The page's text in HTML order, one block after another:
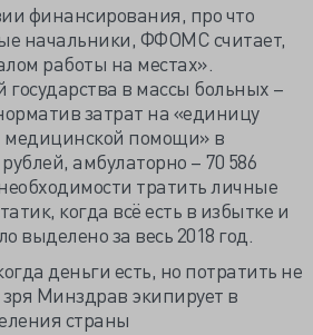
финансирования, про что
начальники, ФФОМС считает,
работы на местах».
в массы больных –
затрат на «единицу
помощи» в
амбулаторно – 70 586
тратить личные
когда всё есть в избытке и
выделено за весь 2018 год.
деньги есть, но потратить не
Минздрав экипирует в
страны